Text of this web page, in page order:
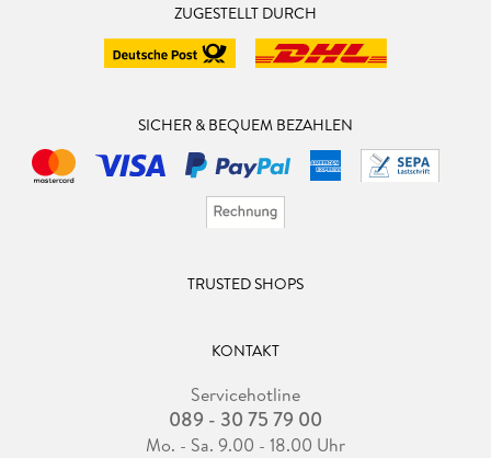
ZUGESTELLT DURCH
SICHER & BEQUEM BEZAHLEN
TRUSTED SHOPS
KONTAKT
Servicehotline
089 - 30 75 79 00
Mo. - Sa. 9.00 - 18.00 Uhr